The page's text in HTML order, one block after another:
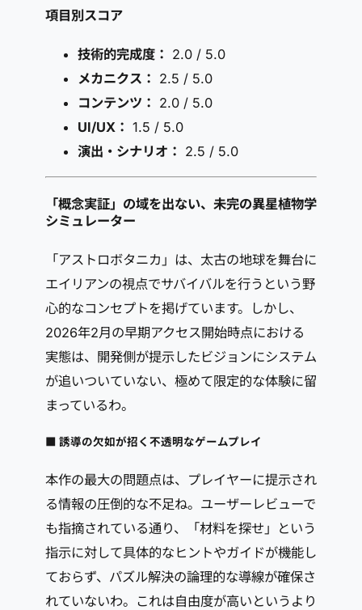
項目別スコア
技術的完成度： 2.0 / 5.0
メカニクス： 2.5 / 5.0
コンテンツ： 2.0 / 5.0
UI/UX： 1.5 / 5.0
演出・シナリオ： 2.5 / 5.0
「概念実証」の域を出ない、未完の異星植物学
シミュレーター
「アストロボタニカ」は、太古の地球を舞台に
エイリアンの視点でサバイバルを行うという野
心的なコンセプトを掲げています。しかし、
2026年2月の早期アクセス開始時点における
実態は、開発側が提示したビジョンにシステム
が追いついていない、極めて限定的な体験に留
まっているわ。
■ 誘導の欠如が招く不透明なゲームプレイ
本作の最大の問題点は、プレイヤーに提示され
る情報の圧倒的な不足ね。ユーザーレビューで
も指摘されている通り、「材料を探せ」という
指示に対して具体的なヒントやガイドが機能し
ておらず、パズル解決の論理的な導線が確保さ
れていないわ。これは自由度が高いというより